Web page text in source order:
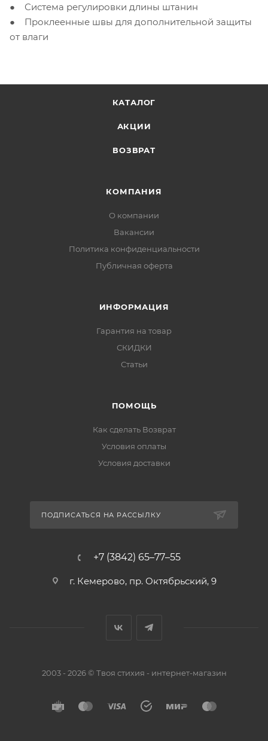
● Система регулировки длины штанин
● Проклеенные швы для дополнительной защиты
от влаги
КАТАЛОГ
АКЦИИ
ВОЗВРАТ
КОМПАНИЯ
О компании
Вакансии
Политика конфиденциальности
Публичная оферта
ИНФОРМАЦИЯ
Гарантия на товар
СКИДКИ
Статьи
ПОМОЩЬ
Как сделать Возврат
Условия оплаты
Условия доставки
ПОДПИСАТЬСЯ НА РАССЫЛКУ
+7 (3842) 65–77–55
г. Кемерово, пр. Октябрьский, 9
2003 - 2026 © Твоя стихия - интернет-магазин